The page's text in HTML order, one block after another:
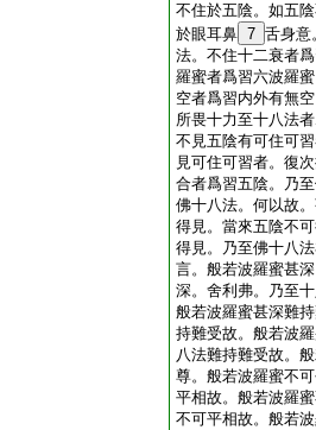
不住於五陰。如五
於眼耳鼻 7 舌身意
法。不住十二衰者
羅蜜者爲習六波羅
空者爲習内外有無
所畏十力至十八法
不見五陰有可住可
見可住可習者。復
合者爲習五陰。乃
佛十八法。何以故
得見。當來五陰不
得見。乃至佛十八
言。般若波羅蜜甚
深。舍利弗。乃至
般若波羅蜜甚深難
持難受故。般若波
八法難持難受故。
尊。般若波羅蜜不
平相故。般若波羅
不可平相故。般若